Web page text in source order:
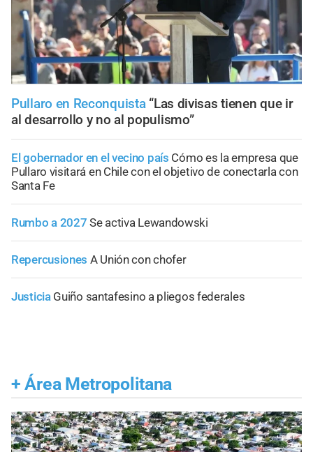
Pullaro en Reconquista “Las divisas tienen que ir
al desarrollo y no al populismo”
El gobernador en el vecino país Cómo es la empresa que
Pullaro visitará en Chile con el objetivo de conectarla con
Santa Fe
Rumbo a 2027 Se activa Lewandowski
Repercusiones A Unión con chofer
Justicia Guiño santafesino a pliegos federales
+ Área Metropolitana